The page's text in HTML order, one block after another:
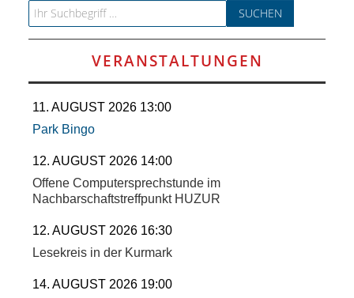
Search for:
VERANSTALTUNGEN
11. AUGUST 2026 13:00
Park Bingo
12. AUGUST 2026 14:00
Offene Computersprechstunde im
Nachbarschaftstreffpunkt HUZUR
12. AUGUST 2026 16:30
Lesekreis in der Kurmark
14. AUGUST 2026 19:00